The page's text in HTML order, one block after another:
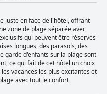
juste en face de l'hôtel, offrant
zone de plage séparée avec
qui peuvent être réservés
longues, des parasols, des
garde d'enfants sur la plage sont
ce qui fait de cet hôtel un choix
vacances les plus excitantes et
avec tout le confort